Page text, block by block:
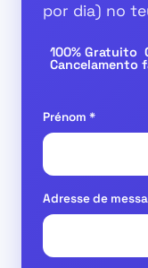
por dia) no
100% Gratuito
Cancelamento
Prénom *
Adresse de